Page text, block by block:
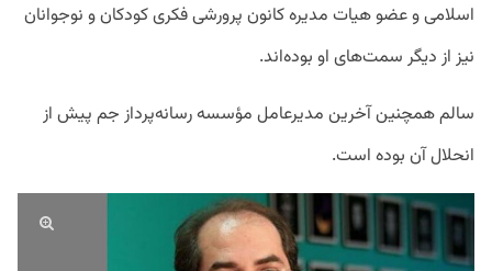
اسلامی و عضو هیات مدیره کانون پرورشی فکری کودکان و نوجوانان
نیز از دیگر سمت‌های او بوده‌اند.
سالم همچنین آخرین مدیرعامل مؤسسه رسانه‌پرداز جم پیش از
انحلال آن بوده است.